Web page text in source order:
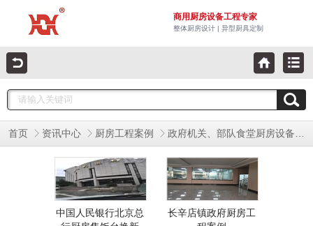
商用厨房设备工程专家
整体厨房设计 | 异型厨具定制
首页 资讯中心 厨房工程案例 政府机关、部队食堂厨房设备工程
中国人民银行北京总
长辛店镇政府厨房工